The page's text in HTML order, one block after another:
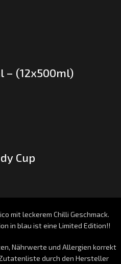
– (12x500ml)
Cup
mit leckerem Chilli Geschmack.
in blau ist eine Limited Edition!!
Nährwerte und Allergien korrekt
durch den Hersteller